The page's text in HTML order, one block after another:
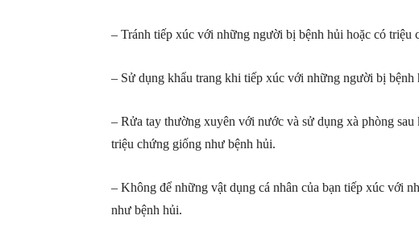
– Tránh tiếp xúc với những người bị bệnh hủi hoặc có triệu
– Sử dụng khẩu trang khi tiếp xúc với những người bị
– Rửa tay thường xuyên với nước và sử dụng xà phòng
triệu chứng giống như bệnh hủi.
– Không để những vật dụng cá nhân của bạn tiếp xúc với
như bệnh hủi.